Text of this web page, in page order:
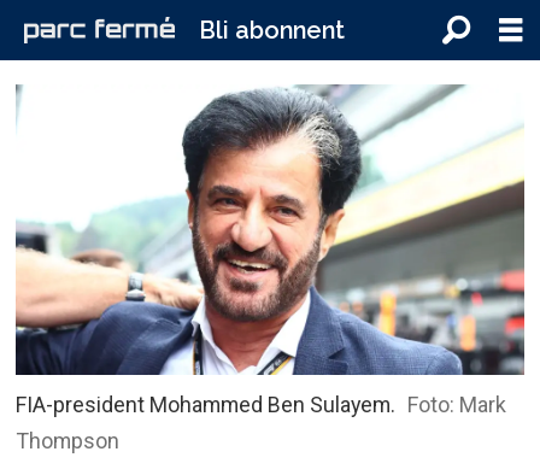
Bli abonnent
FIA-president Mohammed Ben Sulayem. Foto: Mark
Thompson